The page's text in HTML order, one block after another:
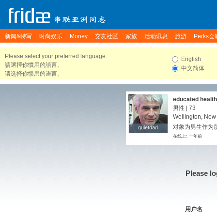
新闻&特写 时尚娱乐 Money 交友社区 家族 活动讯息 旅游 Perks会
Please select your preferred language.
請選擇你慣用的語言。
请选择你惯用的语言。
English
中文简体
quietdad
quietdad
educated
男性 | 73
Wellington,
对象为男生作为
在线上: 一年前
Please
用户名